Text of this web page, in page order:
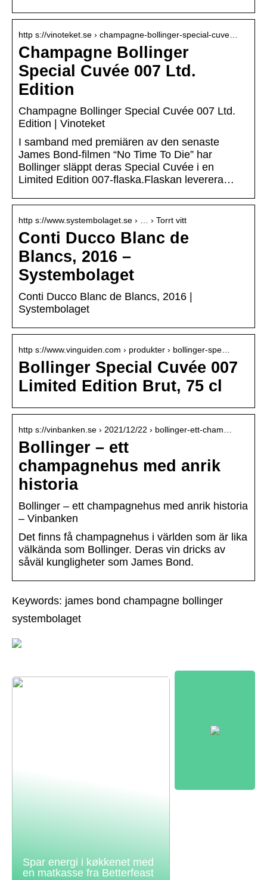
http s://vinoteket.se › champagne-bollinger-special-cuve…
Champagne Bollinger
Special Cuvée 007 Ltd.
Edition
Champagne Bollinger Special Cuvée 007 Ltd.
Edition | Vinoteket
I samband med premiären av den senaste
James Bond-filmen “No Time To Die” har
Bollinger släppt deras Special Cuvée i en
Limited Edition 007-flaska.Flaskan leverera…
http s://www.systembolaget.se › … › Torrt vitt
Conti Ducco Blanc de
Blancs, 2016 –
Systembolaget
Conti Ducco Blanc de Blancs, 2016 |
Systembolaget
http s://www.vinguiden.com › produkter › bollinger-spe…
Bollinger Special Cuvée 007
Limited Edition Brut, 75 cl
http s://vinbanken.se › 2021/12/22 › bollinger-ett-cham…
Bollinger – ett
champagnehus med anrik
historia
Bollinger – ett champagnehus med anrik historia
– Vinbanken
Det finns få champagnehus i världen som är lika
välkända som Bollinger. Deras vin dricks av
såväl kungligheter som James Bond.
Keywords: james bond champagne bollinger
systembolaget
Spar energi i køkkenet med
en matkasse fra Betterfeast